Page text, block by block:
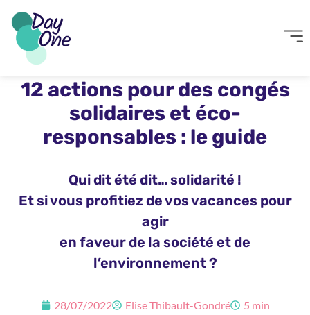
12 actions pour des congés
solidaires et éco-
responsables : le guide
Qui dit été dit… solidarité !
Et si vous profitiez de vos vacances pour
agir
en faveur de la société et de
l’environnement ?
28/07/2022 Elise Thibault-Gondré 5 min